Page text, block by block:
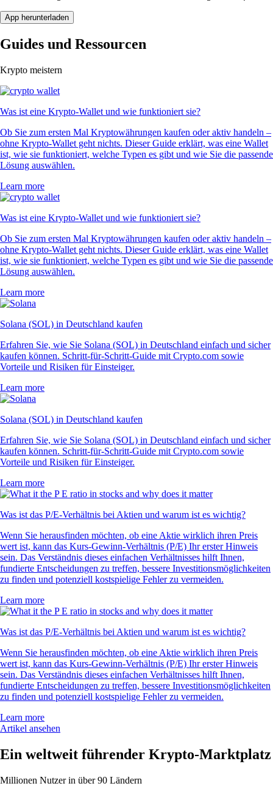
App herunterladen
Guides und Ressourcen
Krypto meistern
Was ist eine Krypto-Wallet und wie funktioniert sie?
Ob Sie zum ersten Mal Kryptowährungen kaufen oder aktiv handeln –
ohne Krypto-Wallet geht nichts. Dieser Guide erklärt, was eine Wallet
ist, wie sie funktioniert, welche Typen es gibt und wie Sie die passende
Lösung auswählen.
Learn more
Was ist eine Krypto-Wallet und wie funktioniert sie?
Ob Sie zum ersten Mal Kryptowährungen kaufen oder aktiv handeln –
ohne Krypto-Wallet geht nichts. Dieser Guide erklärt, was eine Wallet
ist, wie sie funktioniert, welche Typen es gibt und wie Sie die passende
Lösung auswählen.
Learn more
Solana (SOL) in Deutschland kaufen
Erfahren Sie, wie Sie Solana (SOL) in Deutschland einfach und sicher
kaufen können. Schritt-für-Schritt-Guide mit Crypto.com sowie
Vorteile und Risiken für Einsteiger.
Learn more
Solana (SOL) in Deutschland kaufen
Erfahren Sie, wie Sie Solana (SOL) in Deutschland einfach und sicher
kaufen können. Schritt-für-Schritt-Guide mit Crypto.com sowie
Vorteile und Risiken für Einsteiger.
Learn more
Was ist das P/E-Verhältnis bei Aktien und warum ist es wichtig?
Wenn Sie herausfinden möchten, ob eine Aktie wirklich ihren Preis
wert ist, kann das Kurs-Gewinn-Verhältnis (P/E) Ihr erster Hinweis
sein. Das Verständnis dieses einfachen Verhältnisses hilft Ihnen,
fundierte Entscheidungen zu treffen, bessere Investitionsmöglichkeiten
zu finden und potenziell kostspielige Fehler zu vermeiden.
Learn more
Was ist das P/E-Verhältnis bei Aktien und warum ist es wichtig?
Wenn Sie herausfinden möchten, ob eine Aktie wirklich ihren Preis
wert ist, kann das Kurs-Gewinn-Verhältnis (P/E) Ihr erster Hinweis
sein. Das Verständnis dieses einfachen Verhältnisses hilft Ihnen,
fundierte Entscheidungen zu treffen, bessere Investitionsmöglichkeiten
zu finden und potenziell kostspielige Fehler zu vermeiden.
Learn more
Artikel ansehen
Ein weltweit führender Krypto-Marktplatz
Millionen Nutzer in über 90 Ländern